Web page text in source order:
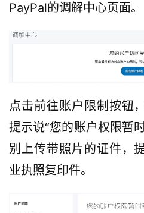
PayPal的调解中心页面。
点击前往账户限制按钮
提示说“您的账户权限暂
别上传带照片的证件，
业执照复印件。